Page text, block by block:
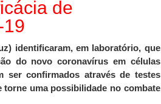
de
19
identificaram, em laboratório, que
do novo coronavírus em células
ser confirmados através de testes
uma possibilidade no combate